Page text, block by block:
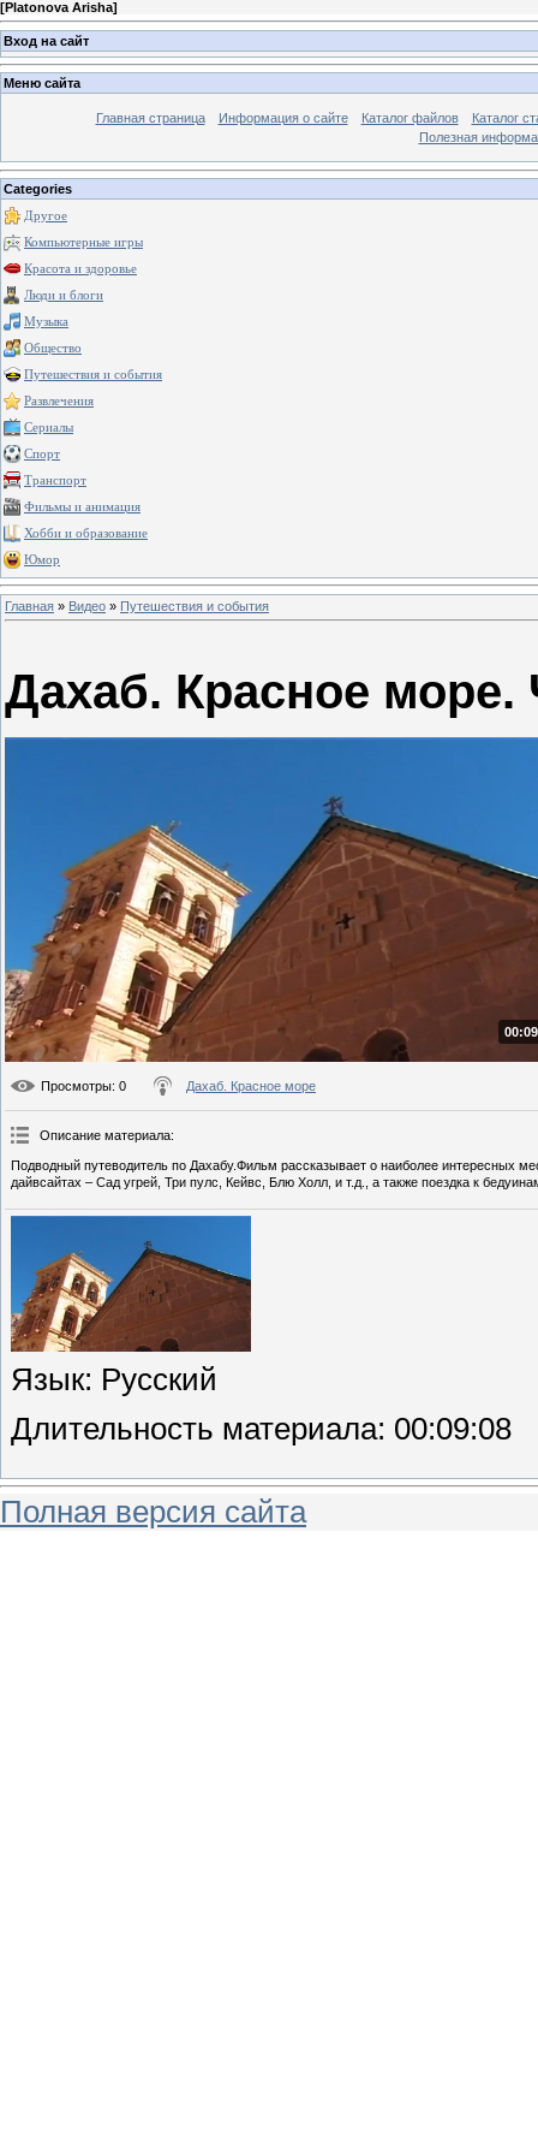
[Platonova Arisha]
Вход на сайт
Меню сайта
Главная страница Информация о сайте Каталог файлов
Каталог
Полезная
Categories
Другое
Компьютерные игры
Красота и здоровье
Люди и блоги
Музыка
Общество
Путешествия и события
Развлечения
Сериалы
Спорт
Транспорт
Фильмы и анимация
Хобби и образование
Юмор
Главная » Видео » Путешествия и события
Дахаб. Красное море.
Просмотры: 0 Дахаб. Красное море
Описание материала:
Подводный путеводитель по Дахабу.Фильм рассказывает о наиболее интересных
дайвсайтах – Сад угрей, Три пулс, Кейвс, Блю Холл, и т.д., а также поездка к
Язык: Русский
Длительность материала: 00:09:08
Полная версия сайта